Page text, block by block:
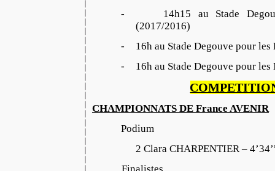
-
14h15 au Stade
(2017/2016)
-
16h au Stade Degouve pour
-
16h au Stade Degouve pour
CHAMPIONNATS DE France AVENIR
Podium
2 Clara CHARPENTIER –
Finalistes